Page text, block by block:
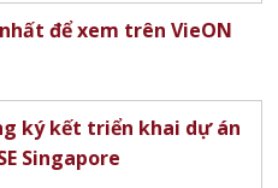
để xem trên VieON
ký kết triển khai dự án
Singapore